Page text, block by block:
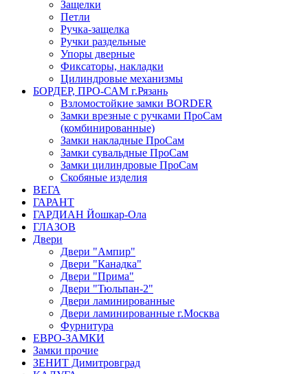
Защелки
Петли
Ручка-защелка
Ручки раздельные
Упоры дверные
Фиксаторы, накладки
Цилиндровые механизмы
БОРДЕР, ПРО-САМ г.Рязань
Взломостойкие замки BORDER
Замки врезные с ручками ПроСам
(комбинированные)
Замки накладные ПроСам
Замки сувальдные ПроСам
Замки цилиндровые ПроСам
Скобяные изделия
ВЕГА
ГАРАНТ
ГАРДИАН Йошкар-Ола
ГЛАЗОВ
Двери
Двери "Ампир"
Двери "Канадка"
Двери "Прима"
Двери "Тюльпан-2"
Двери ламинированные
Двери ламинированные г.Москва
Фурнитура
ЕВРО-ЗАМКИ
Замки прочие
ЗЕНИТ Димитровград